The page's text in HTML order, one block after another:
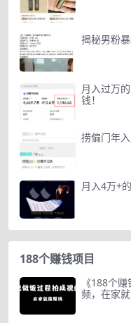
揭秘男粉
月入过万
钱！
捞偏门年
月入4万+
188个赚钱项目
《188个
频，在家